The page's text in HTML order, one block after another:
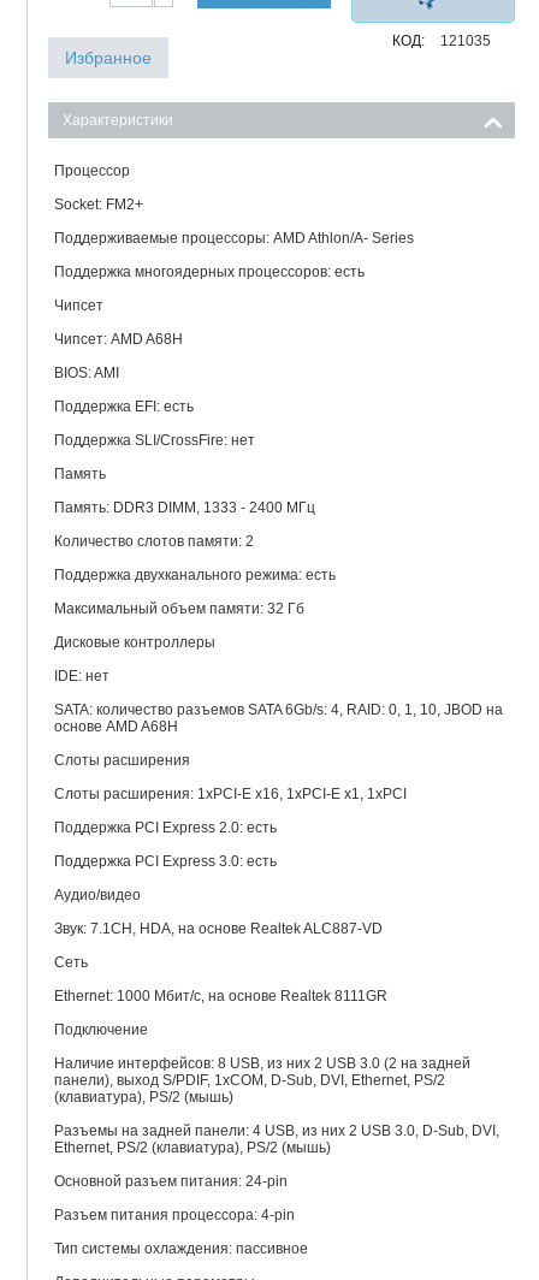
КОД: 121035
Избранное
Характеристики
Процессор
Socket: FM2+
Поддерживаемые процессоры: AMD Athlon/A- Series
Поддержка многоядерных процессоров: есть
Чипсет
Чипсет: AMD A68H
BIOS: AMI
Поддержка EFI: есть
Поддержка SLI/CrossFire: нет
Память
Память: DDR3 DIMM, 1333 - 2400 МГц
Количество слотов памяти: 2
Поддержка двухканального режима: есть
Максимальный объем памяти: 32 Гб
Дисковые контроллеры
IDE: нет
SATA: количество разъемов SATA 6Gb/s: 4, RAID: 0, 1, 10, JBOD на
основе AMD A68H
Слоты расширения
Слоты расширения: 1xPCI-E x16, 1xPCI-E x1, 1xPCI
Поддержка PCI Express 2.0: есть
Поддержка PCI Express 3.0: есть
Аудио/видео
Звук: 7.1CH, HDA, на основе Realtek ALC887-VD
Сеть
Ethernet: 1000 Мбит/с, на основе Realtek 8111GR
Подключение
Наличие интерфейсов: 8 USB, из них 2 USB 3.0 (2 на задней
панели), выход S/PDIF, 1xCOM, D-Sub, DVI, Ethernet, PS/2
(клавиатура), PS/2 (мышь)
Разъемы на задней панели: 4 USB, из них 2 USB 3.0, D-Sub, DVI,
Ethernet, PS/2 (клавиатура), PS/2 (мышь)
Основной разъем питания: 24-pin
Разъем питания процессора: 4-pin
Тип системы охлаждения: пассивное